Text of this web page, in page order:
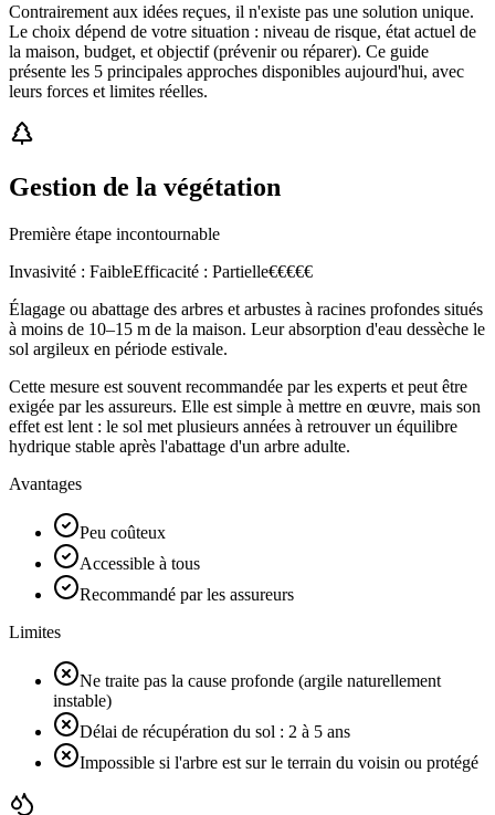
Contrairement aux idées reçues, il n'existe pas une solution unique.
Le choix dépend de votre situation : niveau de risque, état actuel de
la maison, budget, et objectif (prévenir ou réparer). Ce guide
présente les 5 principales approches disponibles aujourd'hui, avec
leurs forces et limites réelles.
Gestion de la végétation
Première étape incontournable
Invasivité : FaibleEfficacité : Partielle€€€€€
Élagage ou abattage des arbres et arbustes à racines profondes situés
à moins de 10–15 m de la maison. Leur absorption d'eau dessèche le
sol argileux en période estivale.
Cette mesure est souvent recommandée par les experts et peut être
exigée par les assureurs. Elle est simple à mettre en œuvre, mais son
effet est lent : le sol met plusieurs années à retrouver un équilibre
hydrique stable après l'abattage d'un arbre adulte.
Avantages
Peu coûteux
Accessible à tous
Recommandé par les assureurs
Limites
Ne traite pas la cause profonde (argile naturellement
instable)
Délai de récupération du sol : 2 à 5 ans
Impossible si l'arbre est sur le terrain du voisin ou protégé